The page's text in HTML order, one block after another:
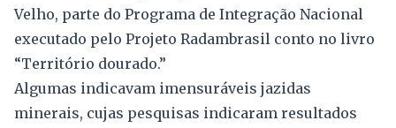
Velho, parte do Programa de Integração Nacional
executado pelo Projeto Radambrasil conto no livro
“Território dourado.”
Algumas indicavam imensuráveis jazidas
minerais, cujas pesquisas indicaram resultados